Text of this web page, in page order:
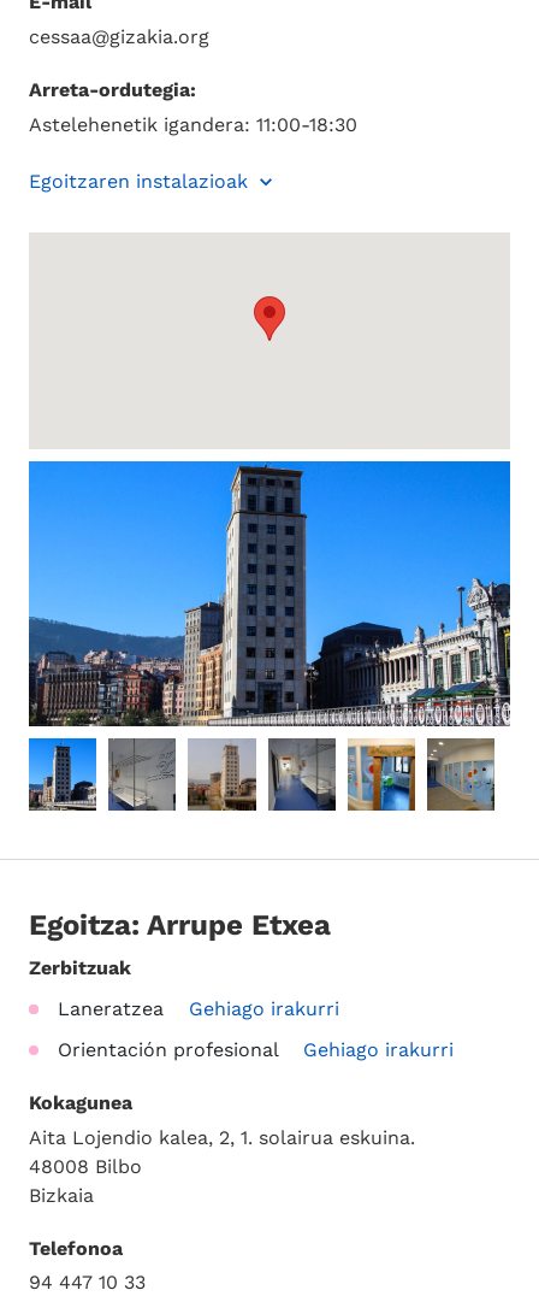
cessaa@gizakia.org
Arreta-ordutegia:
Astelehenetik igandera: 11:00-18:30
Egoitzaren instalazioak
Egoitza: Arrupe Etxea
Zerbitzuak
Laneratzea
Gehiago irakurri
Orientación profesional
Gehiago irakurri
Kokagunea
Aita Lojendio kalea, 2, 1. solairua eskuina.
48008 Bilbo
Bizkaia
Telefonoa
94 447 10 33